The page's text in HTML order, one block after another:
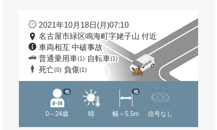
2021年10月18日(月)07:10
名古屋市緑区鳴海町字姥子山 付近
車両相互 中破事故
普通乗用車(1) 自転車(1)
死亡(0) 負傷(1)
0～24歳
他
晴 幅～5.5m
他
信号なし